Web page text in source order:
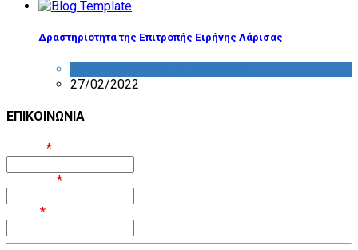
Δραστηριοτητα της Επιτροπής Ειρήνης Λάρισας
27/02/2022
ΕΠΙΚΟΙΝΩΝΙΑ
*
*
*